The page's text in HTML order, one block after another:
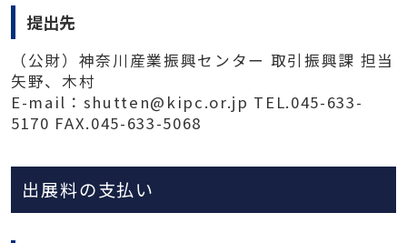
提出先
（公財）神奈川産業振興センター 取引振興課 担当
矢野、木村
E-mail：shutten@kipc.or.jp TEL.045-633-
5170 FAX.045-633-5068
出展料の支払い